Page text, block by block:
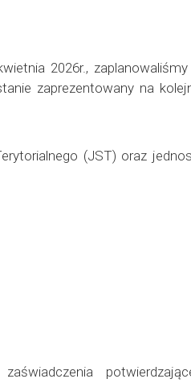
2026r.,
zaprezentowany na
(JST) oraz